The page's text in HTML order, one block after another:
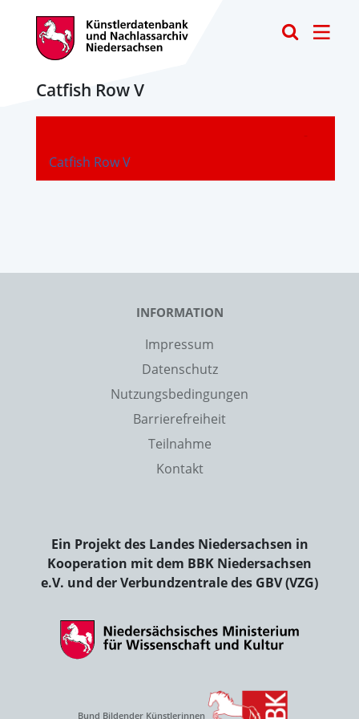
Catfish Row V
Catfish Row V
-
INFORMATION
Impressum
Datenschutz
Nutzungsbedingungen
Barrierefreiheit
Teilnahme
Kontakt
Ein Projekt des Landes Niedersachsen in
Kooperation mit dem BBK Niedersachsen
e.V. und der Verbundzentrale des GBV (VZG)
Bund Bildender Künstlerinnen